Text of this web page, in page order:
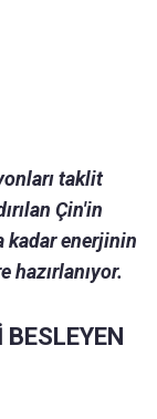
taklit
Çin'in
kadar enerjinin